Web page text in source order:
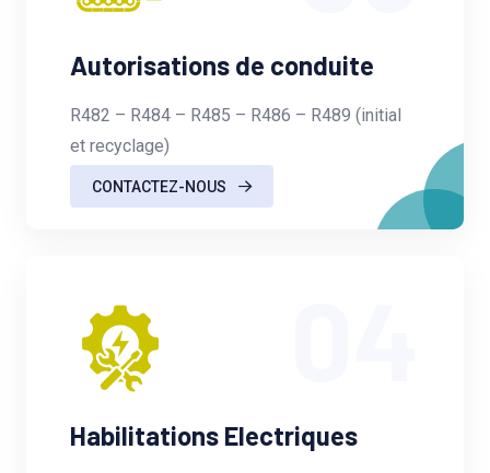
Autorisations de conduite
R482 – R484 – R485 – R486 – R489 (initial
et recyclage)
CONTACTEZ-NOUS
Habilitations Electriques